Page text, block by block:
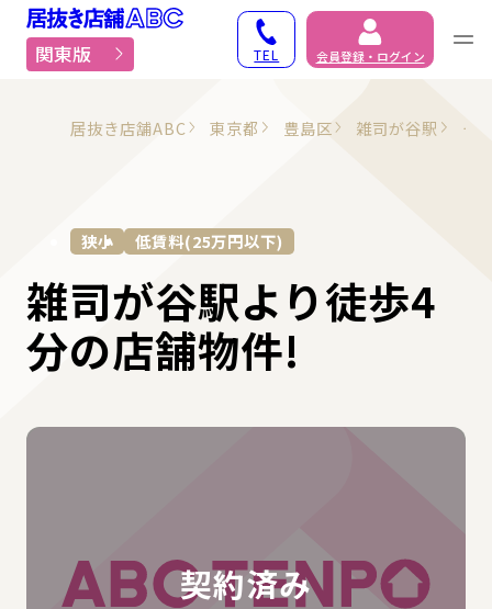
居抜き物件・貸店舗で
関東版 TEL 会員登録・ログイン
居抜き店舗ABC 東京都 豊島区 雑司が谷駅 そ
狭小 低賃料(25万円以下)
雑司が谷駅より徒歩4
分の店舗物件!